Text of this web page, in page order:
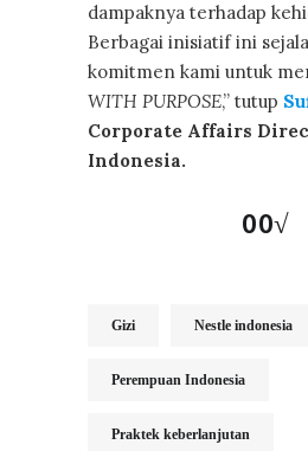
dampaknya terhadap
Berbagai inisiatif ini
komitmen kami untuk
WITH PURPOSE,” tutup
Corporate Affairs
Indonesia.
00√
Gizi Nestle indonesia
Perempuan Indonesia
Praktek keberlanjutan